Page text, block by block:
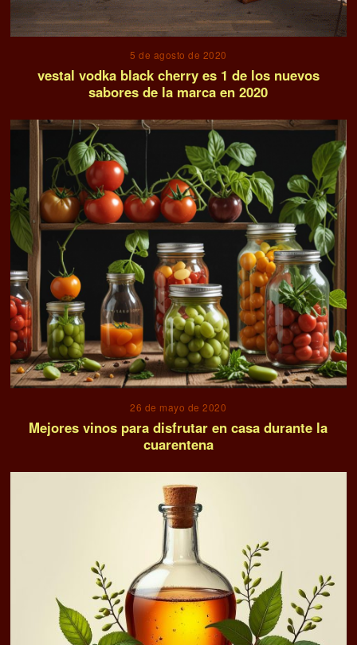
5 de agosto de 2020
vestal vodka black cherry es 1 de los nuevos
sabores de la marca en 2020
26 de mayo de 2020
Mejores vinos para disfrutar en casa durante la
cuarentena